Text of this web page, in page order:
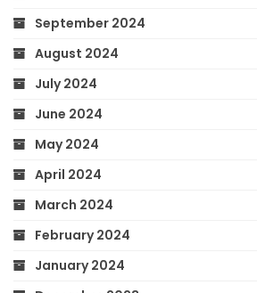
September 2024
August 2024
July 2024
June 2024
May 2024
April 2024
March 2024
February 2024
January 2024